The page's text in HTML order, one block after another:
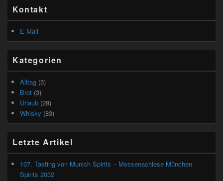
Seitenleisten
Widget-
Bereich
Kontakt
E-Mail
Kategorien
Alltag (5)
Brot (3)
Urlaub (28)
Whisky (83)
Letzte Artikel
107. Tasting von Munich Spirits – Messenachlese München
Spirits 2032